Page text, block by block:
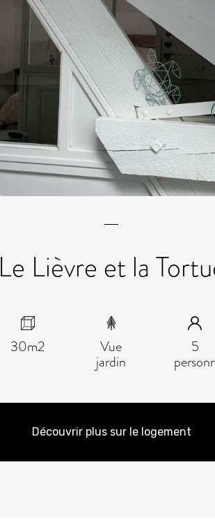
Le Lièvre et la
30m2 Vue
jardin
5
Découvrir plus sur le logement